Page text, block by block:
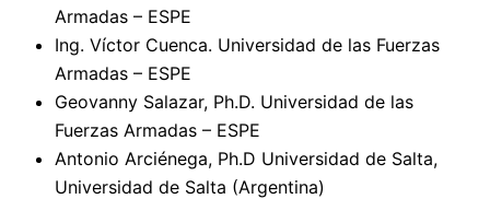
Armadas – ESPE
Ing. Víctor Cuenca. Universidad de las Fuerzas
Armadas – ESPE
Geovanny Salazar, Ph.D. Universidad de las
Fuerzas Armadas – ESPE
Antonio Arciénega, Ph.D Universidad de Salta,
Universidad de Salta (Argentina)